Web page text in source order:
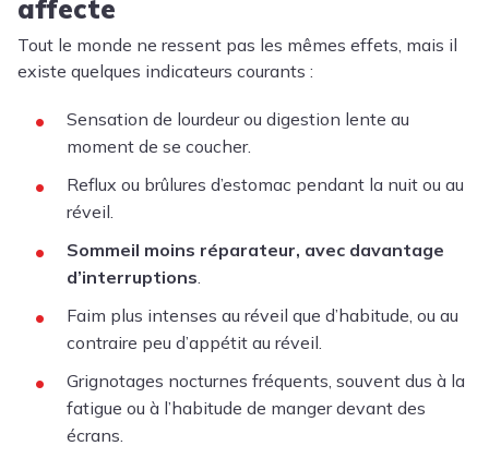
affecte
Tout le monde ne ressent pas les mêmes effets, mais il
existe quelques indicateurs courants :
Sensation de lourdeur ou digestion lente au
moment de se coucher.
Reflux ou brûlures d’estomac pendant la nuit ou au
réveil.
Sommeil moins réparateur, avec davantage
d’interruptions
Faim plus intenses au réveil que d’habitude, ou au
contraire peu d’appétit au réveil.
Grignotages nocturnes fréquents, souvent dus à la
fatigue ou à l’habitude de manger devant des
écrans.